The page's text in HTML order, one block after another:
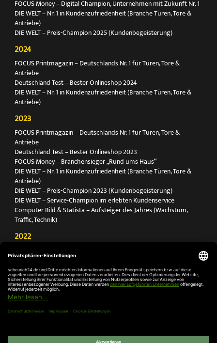
FOCUS Money – Digital Champion, Unternehmen mit Zukunft Nr. 1
DIE WELT – Nr. 1 in Kundenzufriedenheit (Branche Türen, Tore &
Antriebe)
DIE WELT – Preis-Champion 2025 (Kundenbegeisterung)
2024
FOCUS Printmagazin – Deutschlands Nr. 1 für Türen, Tore &
Antriebe
Deutschland Test – Bester Onlineshop 2024
DIE WELT – Nr. 1 in Kundenzufriedenheit (Branche Türen, Tore &
Antriebe)
2023
FOCUS Printmagazin – Deutschlands Nr. 1 für Türen, Tore &
Antriebe
Deutschland Test – Bester Onlineshop 2023
FOCUS Money – Branchensieger „Rund ums Haus“
DIE WELT – Nr. 1 in Kundenzufriedenheit (Branche Türen, Tore &
Antriebe)
DIE WELT – Preis-Champion 2023 (Kundenbegeisterung)
DIE WELT – Service-Champion im erlebten Kundenservice
Computer Bild & Statista – Aufsteiger des Jahres (Wachstum,
Traffic, Technik)
2022
Antriebe
Deutschland Test – Bester Onlineshop 2022
FOCUS Money – Branchensieger „Rund ums Haus“
DIE WELT – Service-Champion im erlebten Kundenservice
DIE WELT – Branchengewinner Gold-Rang (Türen, Tore & Antriebe)